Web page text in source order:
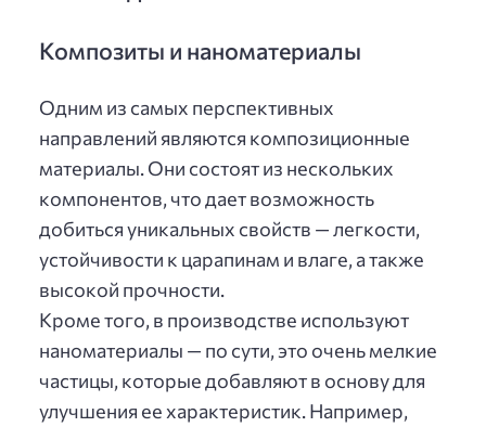
Композиты и наноматериалы
Одним из самых перспективных
направлений являются композиционные
материалы. Они состоят из нескольких
компонентов, что дает возможность
добиться уникальных свойств — легкости,
устойчивости к царапинам и влаге, а также
высокой прочности.
Кроме того, в производстве используют
наноматериалы — по сути, это очень мелкие
частицы, которые добавляют в основу для
улучшения ее характеристик. Например,